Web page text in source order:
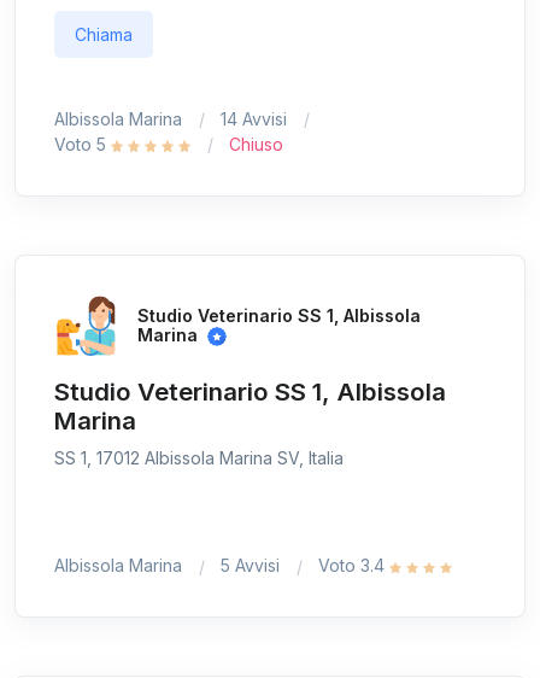
Chiama
Albissola Marina
14 Avvisi
Voto 5
Chiuso
Studio Veterinario SS 1, Albissola
Marina
Studio Veterinario SS 1, Albissola
Marina
SS 1, 17012 Albissola Marina SV, Italia
Albissola Marina 5 Avvisi Voto 3.4